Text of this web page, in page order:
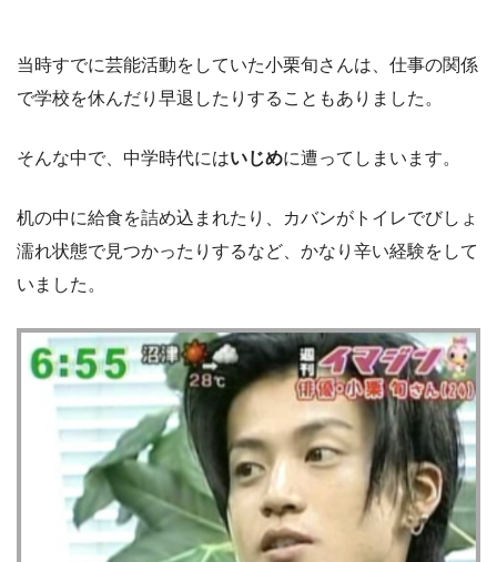
当時すでに芸能活動をしていた小栗旬さんは、仕事の関係
で学校を休んだり早退したりすることもありました。
そんな中で、中学時代にはいじめに遭ってしまいます。
机の中に給食を詰め込まれたり、カバンがトイレでびしょ
濡れ状態で見つかったりするなど、かなり辛い経験をして
いました。